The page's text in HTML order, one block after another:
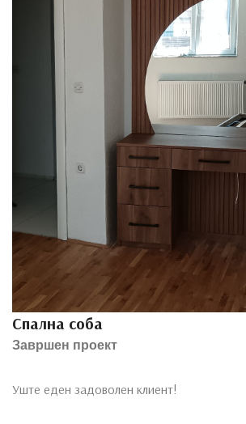
Спална соба
Завршен проект
Уште еден задоволен клиент!